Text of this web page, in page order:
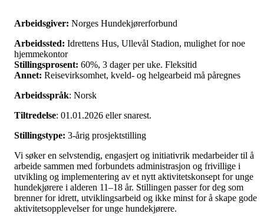
Arbeidsgiver: Norges Hundekjørerforbund
Arbeidssted: Idrettens Hus, Ullevål Stadion, mulighet for noe
hjemmekontor
Stillingsprosent: 60%, 3 dager per uke. Fleksitid
Annet: Reisevirksomhet, kveld- og helgearbeid må påregnes
Arbeidsspråk: Norsk
Tiltredelse: 01.01.2026 eller snarest.
Stillingstype: 3-årig prosjektstilling
Vi søker en selvstendig, engasjert og initiativrik medarbeider til å
arbeide sammen med forbundets administrasjon og frivillige i
utvikling og implementering av et nytt aktivitetskonsept for unge
hundekjørere i alderen 11–18 år. Stillingen passer for deg som
brenner for idrett, utviklingsarbeid og ikke minst for å skape gode
aktivitetsopplevelser for unge hundekjørere.